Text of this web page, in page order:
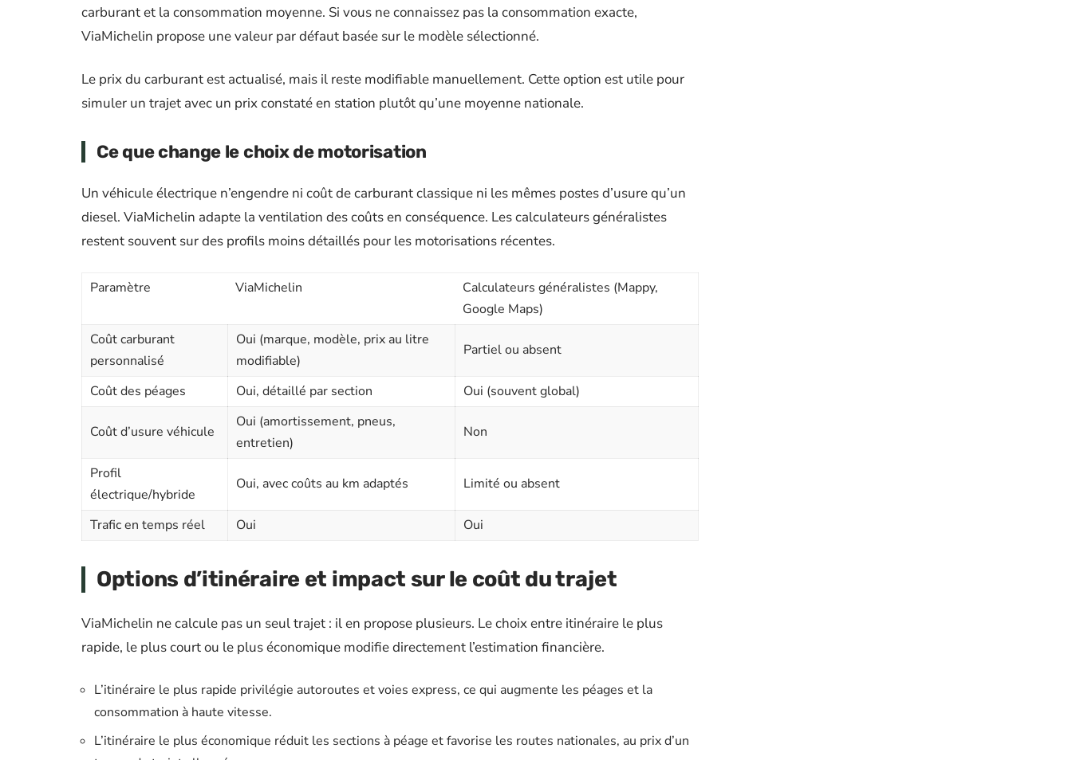
carburant et la consommation moyenne. Si vous ne connaissez pas la consommation exacte,
ViaMichelin propose une valeur par défaut basée sur le modèle sélectionné.
Le prix du carburant est actualisé, mais il reste modifiable manuellement. Cette option est utile pour
simuler un trajet avec un prix constaté en station plutôt qu’une moyenne nationale.
Ce que change le choix de motorisation
Un véhicule électrique n’engendre ni coût de carburant classique ni les mêmes postes d’usure qu’un
diesel. ViaMichelin adapte la ventilation des coûts en conséquence. Les calculateurs généralistes
restent souvent sur des profils moins détaillés pour les motorisations récentes.
Paramètre ViaMichelin
Calculateurs généralistes (Mappy,
Google Maps)
Coût carburant
personnalisé
Oui (marque, modèle, prix au litre
modifiable)
Partiel ou absent
Coût des péages Oui, détaillé par section Oui (souvent global)
Coût d’usure véhicule
Oui (amortissement, pneus,
entretien)
Non
Profil
électrique/hybride
Oui, avec coûts au km adaptés Limité ou absent
Trafic en temps réel Oui Oui
Options d’itinéraire et impact sur le coût du trajet
ViaMichelin ne calcule pas un seul trajet : il en propose plusieurs. Le choix entre itinéraire le plus
rapide, le plus court ou le plus économique modifie directement l’estimation financière.
L’itinéraire le plus rapide privilégie autoroutes et voies express, ce qui augmente les péages et la
consommation à haute vitesse.
L’itinéraire le plus économique réduit les sections à péage et favorise les routes nationales, au prix d’un